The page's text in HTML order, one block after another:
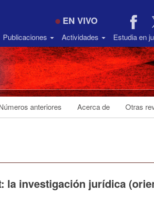
EN VIVO
Publicaciones Actividades Estudia en
anteriores Acerca de Otras
la investigación jurídica